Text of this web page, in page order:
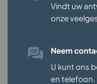
Vindt uw
onze
Neem
U kunt ons
en telefoon.